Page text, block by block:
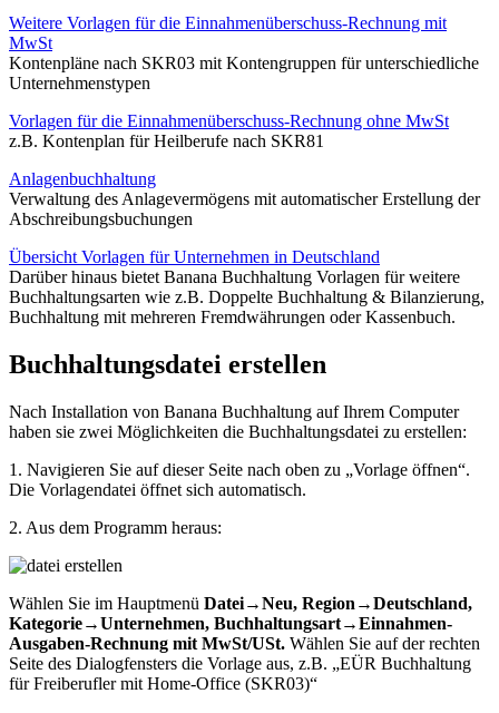
Weitere Vorlagen für die Einnahmenüberschuss-Rechnung mit
MwSt
Kontenpläne nach SKR03 mit Kontengruppen für unterschiedliche
Unternehmenstypen
Vorlagen für die Einnahmenüberschuss-Rechnung ohne MwSt
z.B. Kontenplan für Heilberufe nach SKR81
Anlagenbuchhaltung
Verwaltung des Anlagevermögens mit automatischer Erstellung der
Abschreibungsbuchungen
Übersicht Vorlagen für Unternehmen in Deutschland
Darüber hinaus bietet Banana Buchhaltung Vorlagen für weitere
Buchhaltungsarten wie z.B. Doppelte Buchhaltung & Bilanzierung,
Buchhaltung mit mehreren Fremdwährungen oder Kassenbuch.
Buchhaltungsdatei erstellen
Nach Installation von Banana Buchhaltung auf Ihrem Computer
haben sie zwei Möglichkeiten die Buchhaltungsdatei zu erstellen:
1. Navigieren Sie auf dieser Seite nach oben zu „Vorlage öffnen“.
Die Vorlagendatei öffnet sich automatisch.
2. Aus dem Programm heraus:
Wählen Sie im Hauptmenü Datei→Neu, Region→Deutschland,
Kategorie→Unternehmen, Buchhaltungsart→Einnahmen-
Ausgaben-Rechnung mit MwSt/USt. Wählen Sie auf der rechten
Seite des Dialogfensters die Vorlage aus, z.B. „EÜR Buchhaltung
für Freiberufler mit Home-Office (SKR03)“